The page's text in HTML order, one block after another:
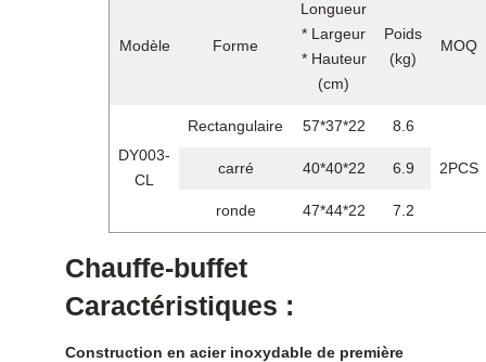
Modèle Forme
Longueur
* Largeur
* Hauteur
(cm)
Poids
(kg)
MOQ
DY003-
CL
Rectangulaire 57*37*22 8.6
2PCS
carré 40*40*22 6.9
ronde 47*44*22 7.2
Chauffe-buffet
Caractéristiques :
Construction en acier inoxydable de première